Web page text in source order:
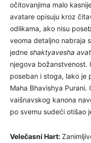
očitovanjima malo
avatare opisuju kroz
odlikama, ako nisu
veoma detaljno nabraja
jedne shaktyavesha
njegova božanstvenost.
poseban i stoga, lako je
Maha Bhavishya
vaišnavskog kanona
po svemu sudeći otišao
Velečasni Hart: